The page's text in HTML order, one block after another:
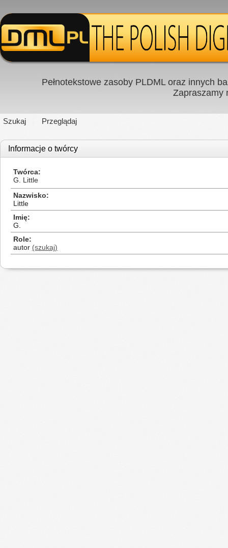
Pełnotekstowe zasoby PLDML oraz innych
Zapraszamy
Szukaj Przeglądaj
Informacje o twórcy
Twórca
G. Little
Nazwisko
Little
Imię
G.
Role
autor (szukaj)